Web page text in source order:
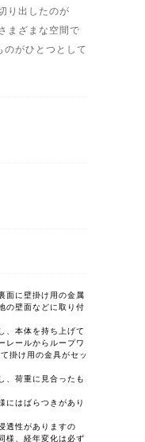
り出したのが
まざまな空間で
がひとつとして
面に壁掛け用の金属
の壁面などに取り付
、本体を持ち上げて
レールからループワ
掛け用の金具がセッ
、荷重に見合ったも
にはばらつきがあり
透性がありますの
様、経年変化は必ず